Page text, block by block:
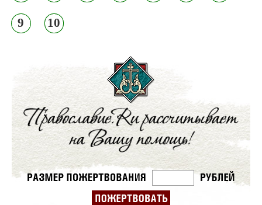
9 10